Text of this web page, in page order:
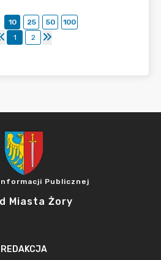
10 25 50
100
1
2
Publicznej
Miasta Żory
REDAKCJA